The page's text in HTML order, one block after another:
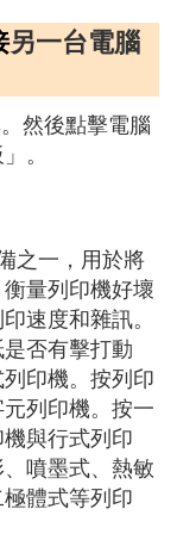
另一台電腦
然後點擊電腦
。
之一，用於將
量列印機好壞
速度和雜訊。
否有擊打動
印機。按列印
列印機。按一
與行式列印
噴墨式、熱敏
體式等列印